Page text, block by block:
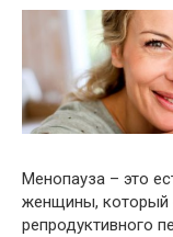
Менопауза – это
женщины, который
репродуктивного